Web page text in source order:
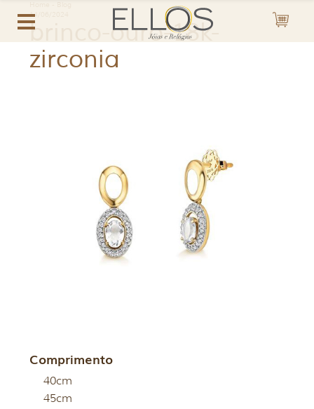
14/06/2024
brinco-ouro-18k-
zirconia
Comprimento
40cm
45cm